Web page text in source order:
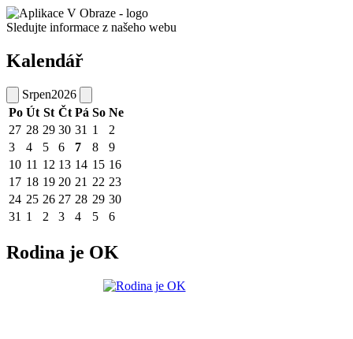
Sledujte informace z našeho webu
Kalendář
Srpen2026
Po Út St Čt Pá So Ne
27 28 29 30 31 1
2
3
4 5 6 7 8
9
10 11 12 13 14 15 16
17 18 19 20 21 22 23
24 25 26 27 28 29 30
31 1 2 3 4 5 6
Rodina je OK